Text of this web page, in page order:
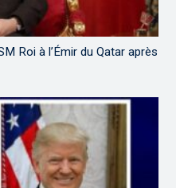
Roi à l’Émir du Qatar après